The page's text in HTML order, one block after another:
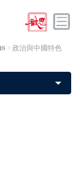
> 政治與中國特色